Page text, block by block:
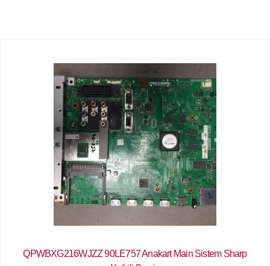
QPWBXG216WJZZ 90LE757 Anakart Main Sistem Sharp